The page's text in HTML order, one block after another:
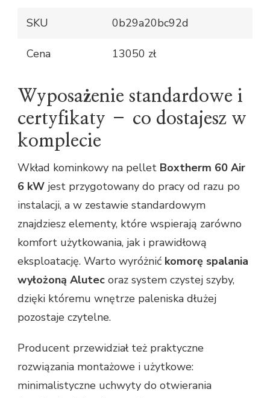
SKU 0b29a20bc92d
Cena 13050 zł
Wyposażenie standardowe i
certyfikaty – co dostajesz w
komplecie
Wkład kominkowy na pellet Boxtherm 60 Air
6 kW jest przygotowany do pracy od razu po
instalacji, a w zestawie standardowym
znajdziesz elementy, które wspierają zarówno
komfort użytkowania, jak i prawidłową
eksploatację. Warto wyróżnić komorę spalania
wyłożoną Alutec oraz system czystej szyby,
dzięki któremu wnętrze paleniska dłużej
pozostaje czytelne.
Producent przewidział też praktyczne
rozwiązania montażowe i użytkowe:
minimalistyczne uchwyty do otwierania